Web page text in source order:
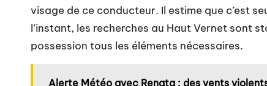
visage de ce conducteur. Il estime que c’est
l’instant, les recherches au Haut Vernet sont
possession tous les éléments nécessaires.
Alerte Météo avec Renata : des vents